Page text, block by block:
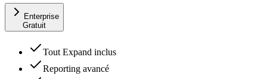
Enterprise
Gratuit
Tout Expand inclus
Reporting avancé